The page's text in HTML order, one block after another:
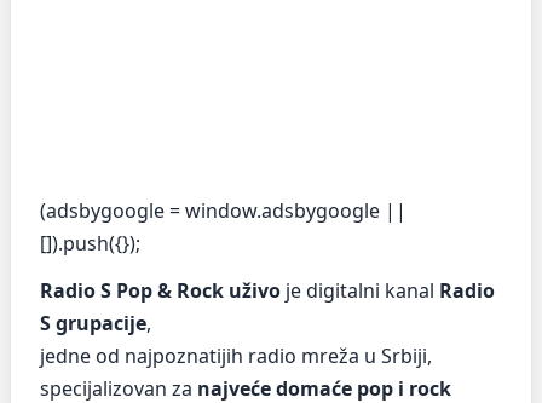
(adsbygoogle = window.adsbygoogle ||
[]).push({});
Radio S Pop & Rock uživo je digitalni kanal Radio
S grupacije,
jedne od najpoznatijih radio mreža u Srbiji,
specijalizovan za najveće domaće pop i rock